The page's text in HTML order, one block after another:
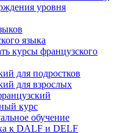
уровня
языка
курсы французского
для подростков
для взрослых
курс
обучение
к DALF и DELF